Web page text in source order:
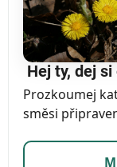
Hej ty, dej
Prozkoumej
směsi